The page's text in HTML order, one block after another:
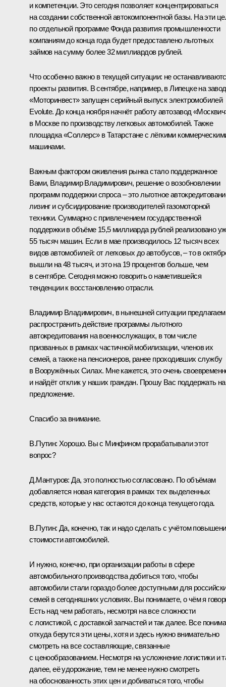
и компетенции. Это сегодня позволяет концентрироваться
на создании собственной автокомпонентной базы. На эти
по отдельной программе Фонда развития промышленности
компаниям до конца года будет предоставлено льготных
займов на сумму более 32 миллиардов рублей.
Что особенно важно в текущей ситуации: не
проекты развития. В сентябре, например, в Липецке на
«Моторинвест» запущен серийный выпуск электромобилей
Evolute. До конца ноября начнёт работу автозавод
в Москве по производству легковых автомобилей. Также
площадка «Соллерс» в Татарстане с лёгкими
машинами.
Важным фактором оживления рынка стало поддержанное
Вами, Владимир Владимирович, решение о возобновлении
программ поддержки спроса – это льготное
лизинг и субсидирование производителей газомоторной
техники. Суммарно с привлечением государственной
поддержки в объёме 15,5 миллиарда рублей реализовано
55 тысяч машин. Если в мае производилось 12 тысяч всех
видов автомобилей: от легковых до автобусов, – то в
вышли на 48 тысяч, и это на 19 процентов больше, чем
в сентябре. Сегодня можно говорить о наметившейся
тенденции к восстановлению отрасли.
Владимир Владимирович, в нынешней ситуации предлагаем
распространить действие программы льготного
автокредитования на военнослужащих, в том числе
призванных в рамках частичной мобилизации, членов их
семей, а также на пенсионеров, ранее проходивших службу
в Вооружённых Силах. Мне кажется, это очень
и найдёт отклик у наших граждан. Прошу Вас поддержать
предложение.
Спасибо за внимание.
В.Путин: Хорошо. Вы с Минфином прорабатывали этот
вопрос?
Д.Мантуров: Да, это полностью согласовано. По объёмам
добавляется новая категория в рамках тех выделенных
средств, которые у нас остаются до конца текущего года.
В.Путин: Да, конечно, так и надо сделать с учётом
стоимости автомобилей.
И нужно, конечно, при организации работы в сфере
автомобильного производства добиться того, чтобы
автомобили стали гораздо более доступными для
семей в сегодняшних условиях. Вы понимаете, о чём я
Есть над чем работать, несмотря на все сложности
с логистикой, с доставкой запчастей и так далее. Все
откуда берутся эти цены, хотя и здесь нужно внимательно
смотреть на все составляющие, связанные
с ценообразованием. Несмотря на усложнение логистики и
далее, её удорожание, тем не менее нужно смотреть
на обоснованность этих цен и добиваться того, чтобы